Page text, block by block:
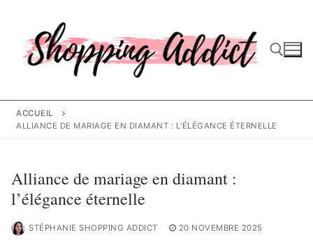
contenu
ACCUEIL
ALLIANCE DE MARIAGE EN DIAMANT : L’ÉLÉGANCE ÉTERNELLE
Alliance de mariage en diamant :
l’élégance éternelle
STÉPHANIE SHOPPING ADDICT 20 NOVEMBRE 2025